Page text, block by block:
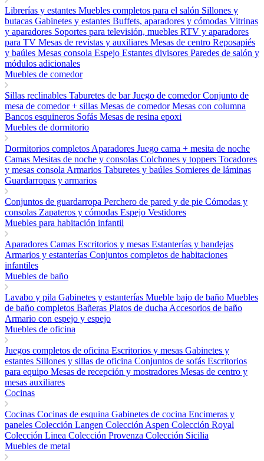
Librerías y estantes Muebles completos para el salón Sillones y
butacas Gabinetes y estantes Buffets, aparadores y cómodas Vitrinas
y aparadores Soportes para televisión, muebles RTV y aparadores
para TV Mesas de revistas y auxiliares Mesas de centro Reposapiés
y baúles Mesas consola Espejo Estantes divisores Paredes de salón y
módulos adicionales
Muebles de comedor
Sillas reclinables Taburetes de barJuego de comedorConjunto de
mesa de comedor + sillas Mesas de comedorMesas con columna
Bancos esquineros Sofás Mesas de resina epoxi
Muebles de dormitorio
Dormitorios completos Aparadores Juego cama + mesita de noche
Camas Mesitas de noche y consolas Colchones y toppers Tocadores
y mesas consola Armarios Taburetes y baúles Somieres de láminas
Guardarropas y armarios
Conjuntos de guardarropa Perchero de pared y de pie Cómodas y
consolas Zapateros y cómodas Espejo Vestidores
Muebles para habitación infantil
Aparadores Camas Escritorios y mesas Estanterías y bandejas
Armarios y estanterías Conjuntos completos de habitaciones
infantiles
Muebles de baño
Lavabo y pila Gabinetes y estanterías Mueble bajo de baño Muebles
de baño completos Bañeras Platos de ducha Accesorios de baño
Armario con espejo y espejo
Muebles de oficina
Juegos completos de oficina Escritorios y mesas Gabinetes y
estantes Sillones y sillas de oficina Conjuntos de sofás Escritorios
para equipo Mesas de recepción y mostradores Mesas de centro y
mesas auxiliares
Cocinas
Cocinas Cocinas de esquina Gabinetes de cocina Encimeras y
paneles Colección Langen Colección Aspen Colección Royal
Colección Linea Colección Provenza Colección Sicilia
Muebles de metal